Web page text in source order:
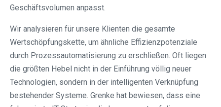
Geschäftsvolumen anpasst.
Wir analysieren für unsere Klienten die gesamte
Wertschöpfungskette, um ähnliche Effizienzpotenziale
durch Prozessautomatisierung zu erschließen. Oft liegen
die größten Hebel nicht in der Einführung völlig neuer
Technologien, sondern in der intelligenten Verknüpfung
bestehender Systeme. Grenke hat bewiesen, dass eine